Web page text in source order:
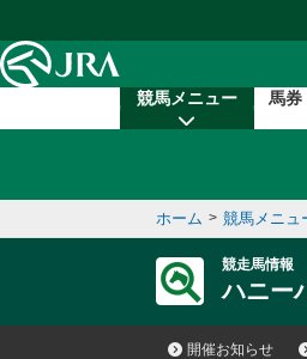
競馬メニュー 馬券
ホーム > 競馬メニュ
競走馬情報
ハニー
開催お知らせ